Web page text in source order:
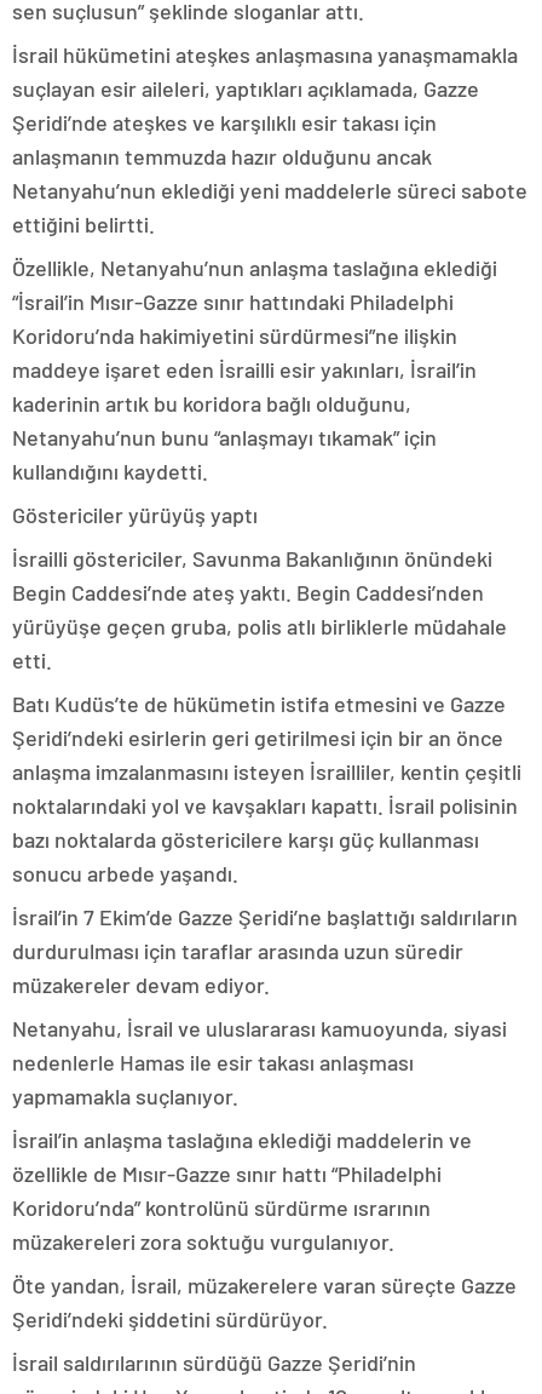
sen suçlusun” şeklinde sloganlar attı.
İsrail hükümetini ateşkes anlaşmasına yanaşmamakla
suçlayan esir aileleri, yaptıkları açıklamada, Gazze
Şeridi’nde ateşkes ve karşılıklı esir takası için
anlaşmanın temmuzda hazır olduğunu ancak
Netanyahu’nun eklediği yeni maddelerle süreci sabote
ettiğini belirtti.
Özellikle, Netanyahu’nun anlaşma taslağına eklediği
“İsrail’in Mısır-Gazze sınır hattındaki Philadelphi
Koridoru’nda hakimiyetini sürdürmesi”ne ilişkin
maddeye işaret eden İsrailli esir yakınları, İsrail’in
kaderinin artık bu koridora bağlı olduğunu,
Netanyahu’nun bunu “anlaşmayı tıkamak” için
kullandığını kaydetti.
Göstericiler yürüyüş yaptı
İsrailli göstericiler, Savunma Bakanlığının önündeki
Begin Caddesi’nde ateş yaktı. Begin Caddesi’nden
yürüyüşe geçen gruba, polis atlı birliklerle müdahale
etti.
Batı Kudüs’te de hükümetin istifa etmesini ve Gazze
Şeridi’ndeki esirlerin geri getirilmesi için bir an önce
anlaşma imzalanmasını isteyen İsrailliler, kentin çeşitli
noktalarındaki yol ve kavşakları kapattı. İsrail polisinin
bazı noktalarda göstericilere karşı güç kullanması
sonucu arbede yaşandı.
İsrail’in 7 Ekim’de Gazze Şeridi’ne başlattığı saldırıların
durdurulması için taraflar arasında uzun süredir
müzakereler devam ediyor.
Netanyahu, İsrail ve uluslararası kamuoyunda, siyasi
nedenlerle Hamas ile esir takası anlaşması
yapmamakla suçlanıyor.
İsrail’in anlaşma taslağına eklediği maddelerin ve
özellikle de Mısır-Gazze sınır hattı “Philadelphi
Koridoru’nda” kontrolünü sürdürme ısrarının
müzakereleri zora soktuğu vurgulanıyor.
Öte yandan, İsrail, müzakerelere varan süreçte Gazze
Şeridi’ndeki şiddetini sürdürüyor.
İsrail saldırılarının sürdüğü Gazze Şeridi’nin